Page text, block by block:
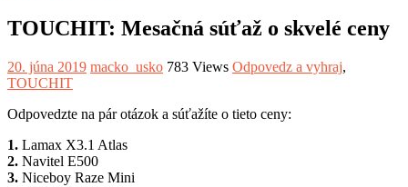
TOUCHIT: Mesačná súťaž o skvelé ceny
20. júna 2019 macko_usko 783 Views Odpovedz a vyhraj,
TOUCHIT
Odpovedzte na pár otázok a súťažíte o tieto ceny:
1. Lamax X3.1 Atlas
2. Navitel E500
3. Niceboy Raze Mini